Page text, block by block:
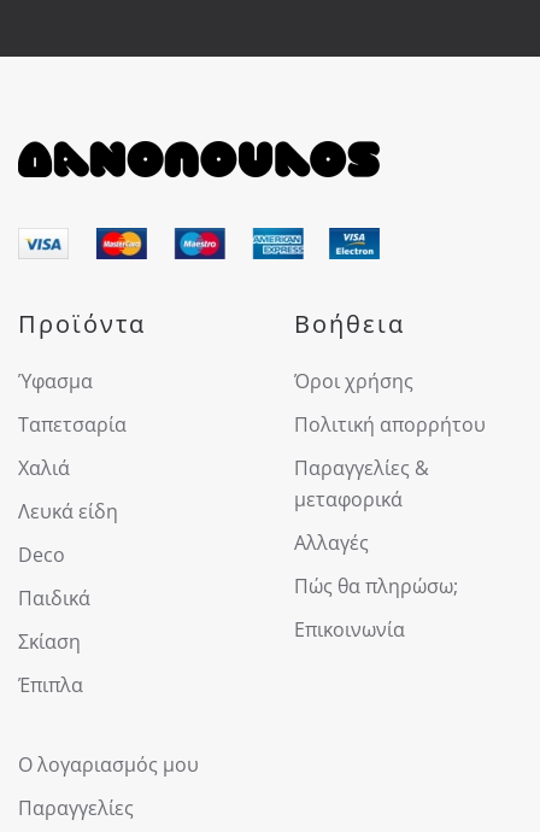
Προϊόντα
Ύφασμα
Ταπετσαρία
Χαλιά
Λευκά είδη
Deco
Παιδικά
Σκίαση
Έπιπλα
Βοήθεια
Όροι χρήσης
Πολιτική απορρήτου
Παραγγελίες &
μεταφορικά
Αλλαγές
Πώς θα πληρώσω;
Επικοινωνία
Ο λογαριασμός μου
Παραγγελίες